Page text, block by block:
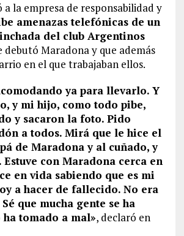
a la empresa de responsabilidad y
amenazas telefónicas de un
del club Argentinos
debutó Maradona y que además
en el que trabajaban ellos.
ya para llevarlo. Y
y mi hijo, como todo pibe,
y sacaron la foto. Pido
a todos. Mirá que le hice el
de Maradona y al cuñado, y
Estuve con Maradona cerca en
en vida sabiendo que es mi
a hacer de fallecido. No era
que mucha gente se ha
tomado a mal», declaró en